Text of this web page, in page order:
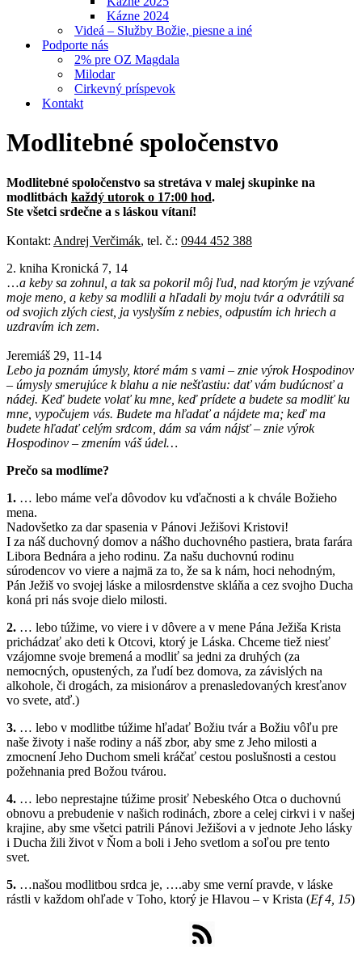
Kázne 2024
Videá – Služby Božie, piesne a iné
Podporte nás
2% pre OZ Magdala
Milodar
Cirkevný príspevok
Kontakt
Modlitebné spoločenstvo
Modlitebné spoločenstvo sa stretáva v malej skupinke na
modlitbách každý utorok o 17:00 hod.
Ste všetci srdečne a s láskou vítaní!
Kontakt: Andrej Verčimák, tel. č.: 0944 452 388
2. kniha Kronická 7, 14
…a keby sa zohnul, a tak sa pokoril môj ľud, nad ktorým je vzývané
moje meno, a keby sa modlili a hľadali by moju tvár a odvrátili sa
od svojich zlých ciest, ja vyslyším z nebies, odpustím ich hriech a
uzdravím ich zem.
Jeremiáš 29, 11-14
Lebo ja poznám úmysly, ktoré mám s vami – znie výrok Hospodinov
– úmysly smerujúce k blahu a nie nešťastiu: dať vám budúcnosť a
nádej. Keď budete volať ku mne, keď prídete a budete sa modliť ku
mne, vypočujem vás. Budete ma hľadať a nájdete ma; keď ma
budete hľadať celým srdcom, dám sa vám nájsť – znie výrok
Hospodinov – zmením váš údel…
Prečo sa modlíme?
1. … lebo máme veľa dôvodov ku vďačnosti a k chvále Božieho
mena.
Nadovšetko za dar spasenia v Pánovi Ježišovi Kristovi!
I za náš duchovný domov a nášho duchovného pastiera, brata farára
Libora Bednára a jeho rodinu. Za našu duchovnú rodinu
súrodencov vo viere a najmä za to, že sa k nám, hoci nehodným,
Pán Ježiš vo svojej láske a milosrdenstve skláňa a cez svojho Ducha
koná pri nás svoje dielo milosti.
2. … lebo túžime, vo viere i v dôvere a v mene Pána Ježiša Krista
prichádzať ako deti k Otcovi, ktorý je Láska. Chceme tiež niesť
vzájomne svoje bremená a modliť sa jedni za druhých (za
nemocných, opustených, za ľudí bez domova, za závislých na
alkohole, či drogách, za misionárov a prenasledovaných kresťanov
vo svete, atď.)
3. … lebo v modlitbe túžime hľadať Božiu tvár a Božiu vôľu pre
naše životy i naše rodiny a náš zbor, aby sme z Jeho milosti a
zmocnení Jeho Duchom smeli kráčať cestou poslušnosti a cestou
požehnania pred Božou tvárou.
4. … lebo neprestajne túžime prosiť Nebeského Otca o duchovnú
obnovu a prebudenie v našich rodinách, zbore a celej cirkvi i v našej
krajine, aby sme všetci patrili Pánovi Ježišovi a v jednote Jeho lásky
i Ducha žili život v Ňom a boli i Jeho svetlom a soľou pre tento
svet.
5. …našou modlitbou srdca je, ….aby sme verní pravde, v láske
rástli v každom ohľade v Toho, ktorý je Hlavou – v Krista (Ef 4, 15)